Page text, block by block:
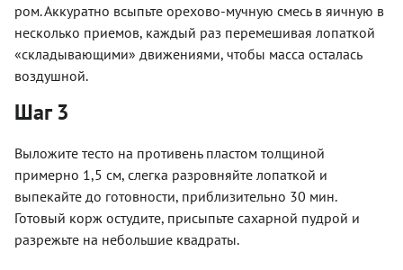
ром. Аккуратно всыпьте орехово-мучную смесь в яичную в
несколько приемов, каждый раз перемешивая лопаткой
«складывающими» движениями, чтобы масса осталась
воздушной.
Шаг 3
Выложите тесто на противень пластом толщиной
примерно 1,5 см, слегка разровняйте лопаткой и
выпекайте до готовности, приблизительно 30 мин.
Готовый корж остудите, присыпьте сахарной пудрой и
разрежьте на небольшие квадраты.